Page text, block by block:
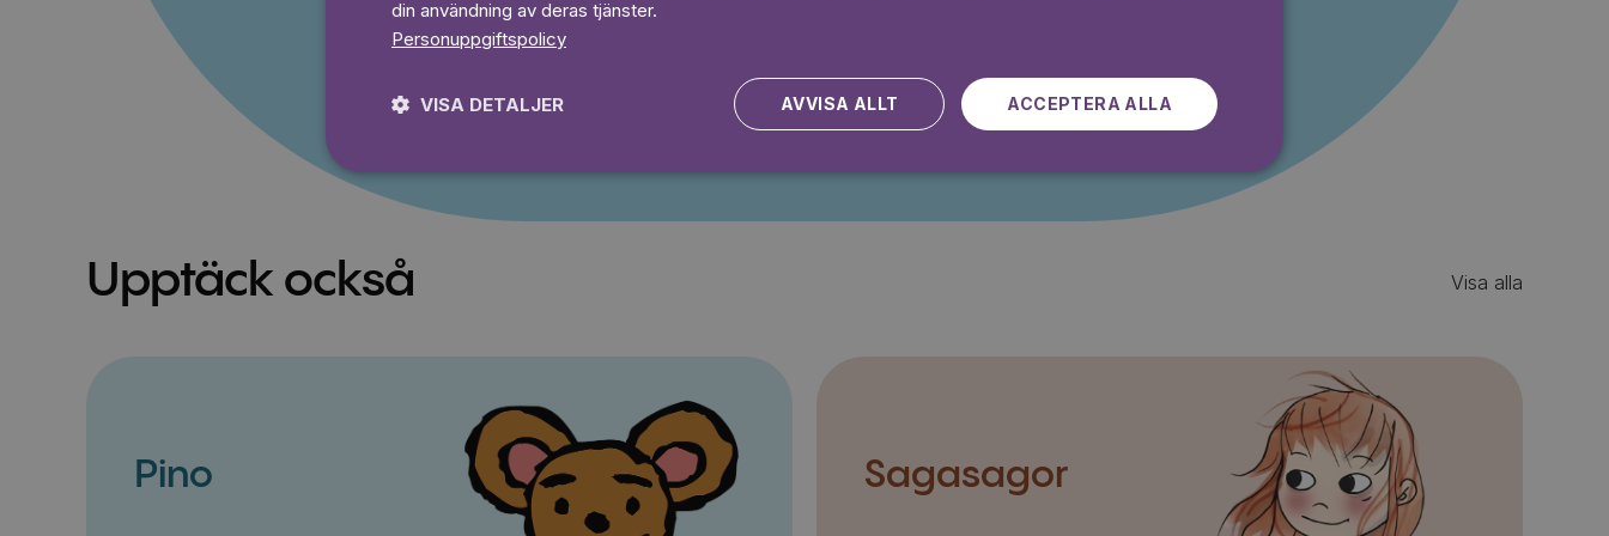
Kampanjen gäller nya kunder fram till och med 2026-08-24
Upptäck också Visa alla
Pino Sagasagor
din användning av deras tjänster.
Personuppgiftspolicy
ACCEPTERA ALLA
AVVISA ALLT
VISA DETALJER